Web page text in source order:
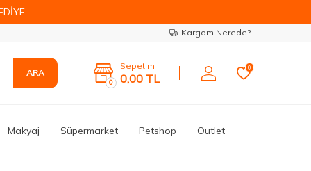
Kargom Nerede?
ARA
0
Sepetim
0,00 TL
0
Makyaj Süpermarket Petshop Outlet